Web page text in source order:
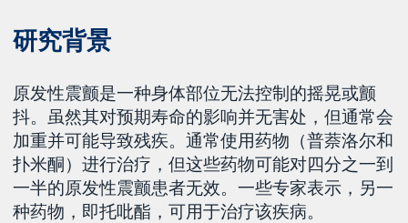
研究背景
原发性震颤是一种身体部位无法控制的摇晃或颤
抖。虽然其对预期寿命的影响并无害处，但通常会
加重并可能导致残疾。通常使用药物（普萘洛尔和
扑米酮）进行治疗，但这些药物可能对四分之一到
一半的原发性震颤患者无效。一些专家表示，另一
种药物，即托吡酯，可用于治疗该疾病。